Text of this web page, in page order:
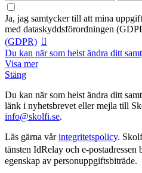
Ja, jag samtycker till att mina
med dataskyddsförordningen
(GDPR)
Du kan när som helst ändra ditt
Visa mer
Stäng
Du kan när som helst ändra ditt
länk i nyhetsbrevet eller mejla till
info@skolfi.se.
Läs gärna vårintegritetspolicy.
tänsten IdRelay och e-postadressen
egenskap av personuppgiftsbiträde.